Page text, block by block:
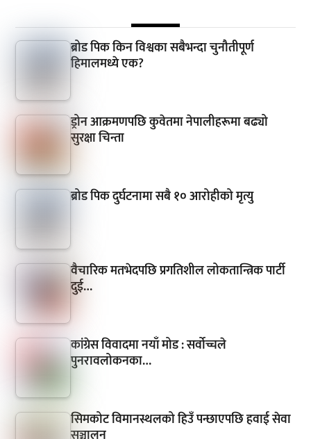
ब्रोड पिक किन विश्वका सबैभन्दा चुनौतीपूर्ण
हिमालमध्ये एक?
ड्रोन आक्रमणपछि कुवेतमा नेपालीहरूमा बढ्यो
सुरक्षा चिन्ता
ब्रोड पिक दुर्घटनामा सबै १० आरोहीको मृत्यु
वैचारिक मतभेदपछि प्रगतिशील लोकतान्त्रिक पार्टी
दुई…
कांग्रेस विवादमा नयाँ मोड : सर्वोच्चले
पुनरावलोकनका…
सिमकोट विमानस्थलको हिउँ पन्छाएपछि हवाई सेवा